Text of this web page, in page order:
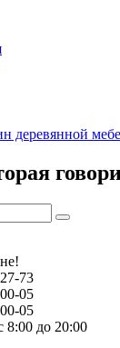
73
05
05
8:00 до 20:00